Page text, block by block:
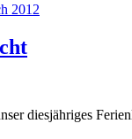
2012
diesjähriges